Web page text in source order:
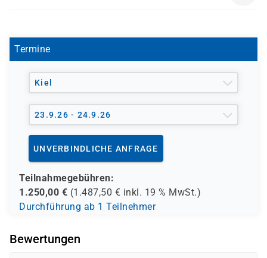
- regionale Einrichtungen
und andere Träger möglich
Termine
Kiel
23.9.26 - 24.9.26
UNVERBINDLICHE ANFRAGE
Teilnahmegebühren:
1.250,00 € (1.487,50 € inkl. 19 % MwSt.)
Durchführung ab 1 Teilnehmer
Bewertungen